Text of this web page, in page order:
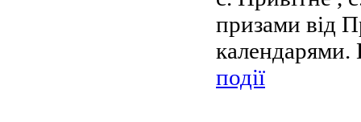
призами від
події